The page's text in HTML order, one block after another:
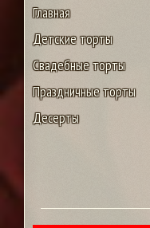
Главная
Детские торты
Свадебные торты
Праздничные торты
Десерты